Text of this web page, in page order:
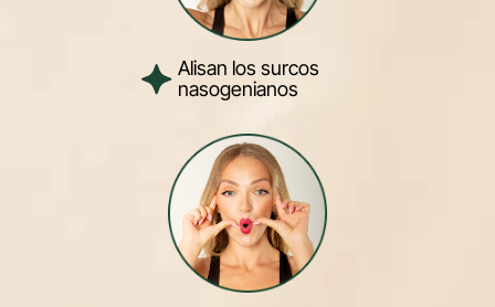
Alisan los surcos
nasogenianos